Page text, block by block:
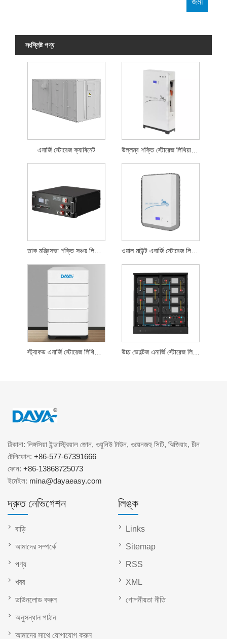
সংশ্লিষ্ট পণ্য
এনার্জি স্টোরেজ ক্যাবিনেট
তাক মন্ত্রিসভা শক্তি সঞ্চয় লিথিয়াম ব্যাটারি ওয়াল মাউন্ট এনার্জি স্টোরেজ লিথিয়াম ব্যাটারি
স্ট্যাকড এনার্জি স্টোরেজ লিথিয়াম ব্যাটারি উচ্চ ভোল্টেজ এনার্জি স্টোরেজ লিথিয়াম ব্যাটারি
ঠিকানা: লিঙ্গসিয়া ইন্ডাস্ট্রিয়াল জোন, ওয়ুনিউ টাউন, ওয়েনজহু সিটি, ঝিজিয়াং, চীন
টেলিফোন: +86-577-67391666
ফোন: +86-13868725073
ইমেইল: mina@dayaeasy.com
দ্রুত নেভিগেশন
বাড়ি
আমাদের সম্পর্কে
পণ্য
খবর
ডাউনলোড করুন
অনুসন্ধান পাঠান
আমাদের সাথে যোগাযোগ করুন
লিঙ্ক
Links
Sitemap
RSS
XML
গোপনীয়তা নীতি